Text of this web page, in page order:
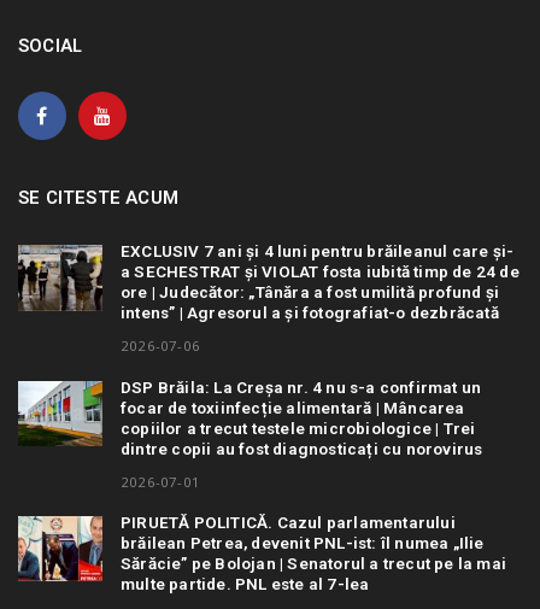
SOCIAL
SE CITESTE ACUM
EXCLUSIV 7 ani și 4 luni pentru brăileanul care și-
a SECHESTRAT și VIOLAT fosta iubită timp de 24 de
ore | Judecător: „Tânăra a fost umilită profund și
intens” | Agresorul a și fotografiat-o dezbrăcată
2026-07-06
DSP Brăila: La Creșa nr. 4 nu s-a confirmat un
focar de toxiinfecție alimentară | Mâncarea
copiilor a trecut testele microbiologice | Trei
dintre copii au fost diagnosticați cu norovirus
2026-07-01
PIRUETĂ POLITICĂ. Cazul parlamentarului
brăilean Petrea, devenit PNL-ist: îl numea „Ilie
Sărăcie” pe Bolojan | Senatorul a trecut pe la mai
multe partide. PNL este al 7-lea